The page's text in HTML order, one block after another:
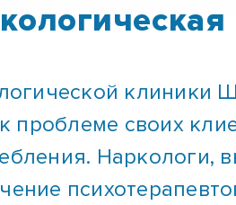
клиники
проблеме своих
Наркологи,